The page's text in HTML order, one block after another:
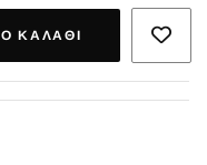
ΚΑΛΆΘΙ